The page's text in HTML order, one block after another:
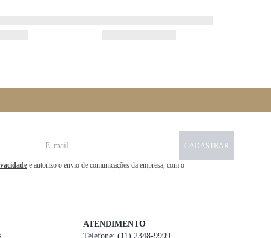
CADASTRAR
e autorizo o envio de comunicações da empresa, com o
ATENDIMENTO
Telefone: (11) 2348-9999